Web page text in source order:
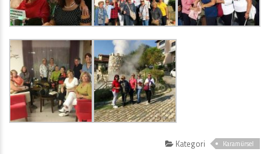
Kategori Karamürsel